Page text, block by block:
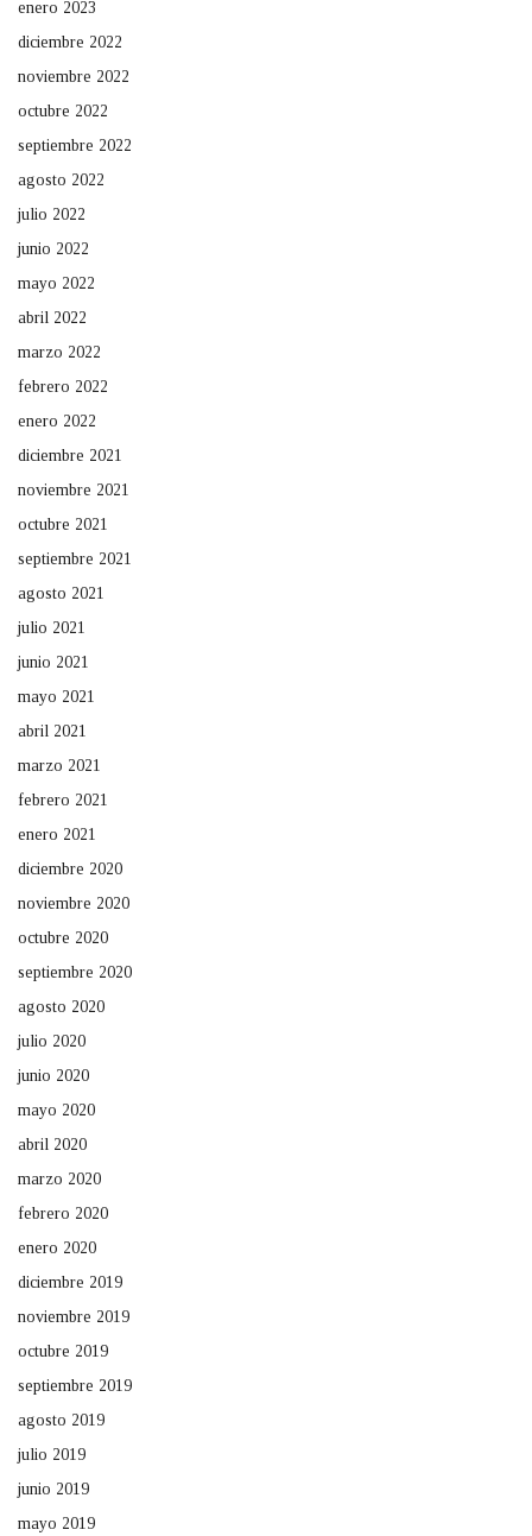
enero 2023
diciembre 2022
noviembre 2022
octubre 2022
septiembre 2022
agosto 2022
julio 2022
junio 2022
mayo 2022
abril 2022
marzo 2022
febrero 2022
enero 2022
diciembre 2021
noviembre 2021
octubre 2021
septiembre 2021
agosto 2021
julio 2021
junio 2021
mayo 2021
abril 2021
marzo 2021
febrero 2021
enero 2021
diciembre 2020
noviembre 2020
octubre 2020
septiembre 2020
agosto 2020
julio 2020
junio 2020
mayo 2020
abril 2020
marzo 2020
febrero 2020
enero 2020
diciembre 2019
noviembre 2019
octubre 2019
septiembre 2019
agosto 2019
julio 2019
junio 2019
mayo 2019